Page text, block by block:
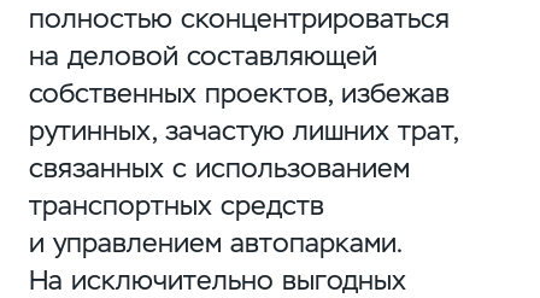
полностью сконцентрироваться
на деловой составляющей
собственных проектов, избежав
рутинных, зачастую лишних трат,
связанных с использованием
транспортных средств
и управлением автопарками.
На исключительно выгодных